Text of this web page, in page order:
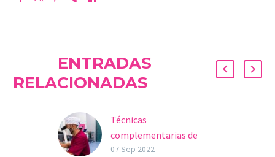
ENTRADAS
RELACIONADAS
Técnicas
complementarias de
reproducción asistida
07 Sep 2022